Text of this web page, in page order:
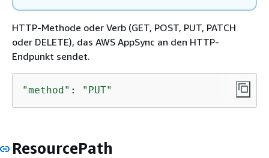
HTTP-Methode oder Verb (GET, POST, PUT, PATCH
oder DELETE), das AWS AppSync an den HTTP-
Endpunkt sendet.
"method" : "PUT"
ResourcePath